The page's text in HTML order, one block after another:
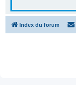
Index du forum